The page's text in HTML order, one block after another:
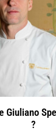
Giuliano
?